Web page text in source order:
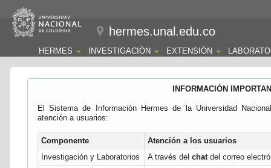
hermes.unal.edu.co
HERMES INVESTIGACIÓN EXTENSIÓN
INFORMACIÓN
El Sistema de Información Hermes de la Universidad
atención a usuarios:
Componente
Atención a los usuarios
Investigación y Laboratorios
A través del chatdel correo